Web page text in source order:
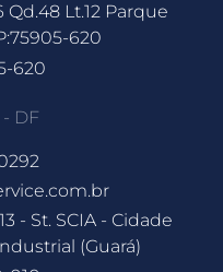
Lt.12 Parque
620
620
- DF
- St. SCIA - Cidade
(Guará)